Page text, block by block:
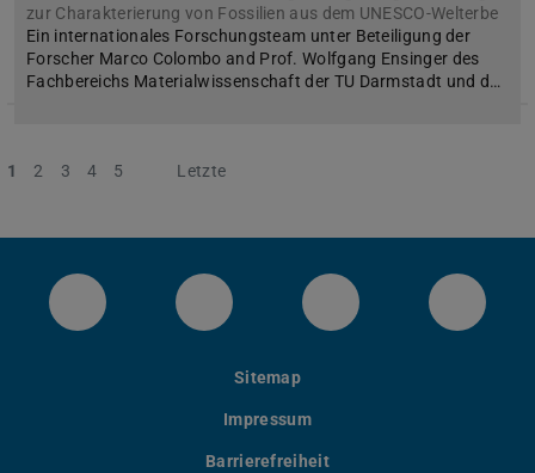
zur Charakterierung von Fossilien aus dem UNESCO-Welterbe
Ein internationales Forschungsteam unter Beteiligung der
Forscher Marco Colombo and Prof. Wolfgang Ensinger des
Fachbereichs Materialwissenschaft der TU Darmstadt und d…
1 2 3 4 5 Nächste
Letzte
Das Institut für Materialwissenschaft bei
Unser instagram Account
Unser youtube
Sitemap
Impressum
Barrierefreiheit